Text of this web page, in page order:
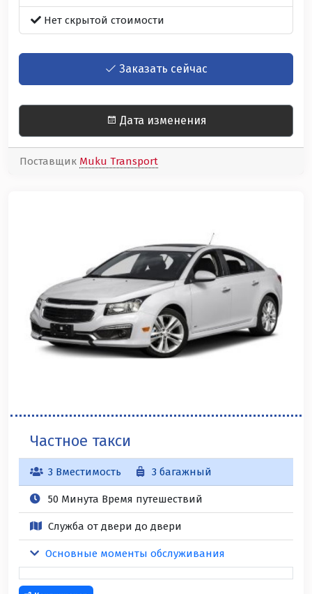
Нет скрытой стоимости
Заказать сейчас
Дата изменения
Поставщик Muku Transport
Частное такси
3 Вместимость 3 багажный
50 Минута Время путешествий
Служба от двери до двери
Основные моменты обслуживания